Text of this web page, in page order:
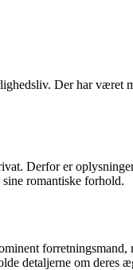
Der har været
Derfor er
romantiske forhold.
detaljerne om deres